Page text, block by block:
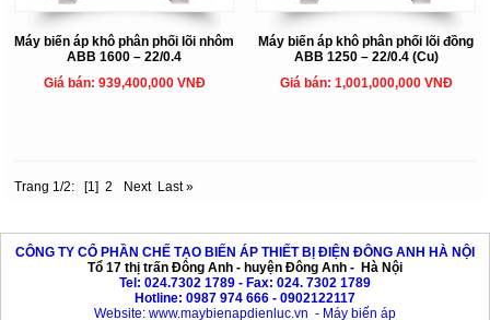
Máy biến áp khô phân phối lõi nhôm
ABB 1600 – 22/0.4
Giá bán: 939,400,000 VNĐ
Máy biến áp khô phân phối lõi đồng
ABB 1250 – 22/0.4 (Cu)
Giá bán: 1,001,000,000 VNĐ
Trang 1/2: [1] 2 Next Last »
CÔNG TY CỔ PHẦN CHẾ TẠO BIẾN ÁP THIẾT BỊ ĐIỆN ĐÔNG ANH HÀ NỘI
Tổ 17 thị trấn Đông Anh - huyện Đông Anh - Hà Nội
Tel: 024.7302 1789 - Fax: 024. 7302 1789
Hotline: 0987 974 666 - 0902122117
Website: www.maybienapdienluc.vn - Máy biến áp